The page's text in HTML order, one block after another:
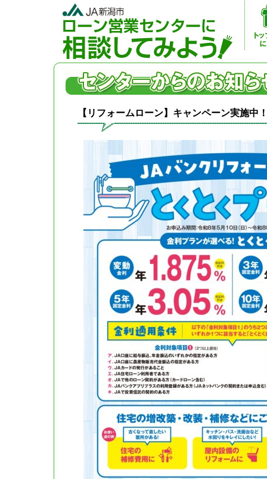
【リフォームローン】キャンペーン実施中